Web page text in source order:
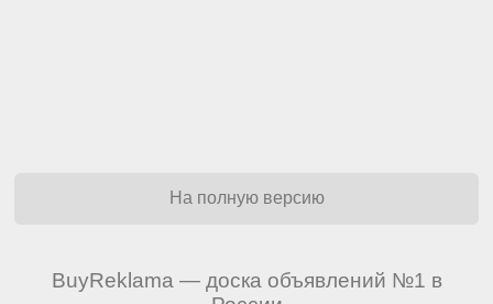
На полную версию
BuyReklama — доска объявлений №1 в